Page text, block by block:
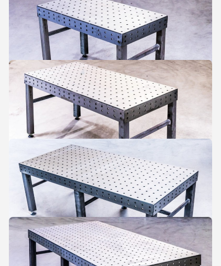
Lastafel 1000 x 1000 x 150 mm
Deze lastafel heeft een compact formaat, ideaal
voor kleinere werkplaatsen en werkstukken.
Bekijken
Lastafel 1500 x 800 x 150 mm
Deze lastafel is ideaal voor kleinere werkplaatsen
en werkstukken tot 1500 mm.
Bekijken
Lastafel 2000 x 1000 x 150 mm
Deze lastafel is ideaal voor werkplaatsen en
werkstukken tot 2000 mm, in varianten
beschikbaar.